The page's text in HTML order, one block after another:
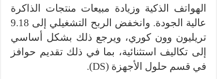
الهواتف الذكية وزيادة مبيعات منتجات الذاكرة
عالية الجودة. وانخفض الربح التشغيلي إلى 9.18
تريليون وون كوري، ويرجع ذلك بشكل أساسي
إلى تكاليف استثنائية، بما في ذلك تقديم حوافز
في قسم حلول الأجهزة (DS).